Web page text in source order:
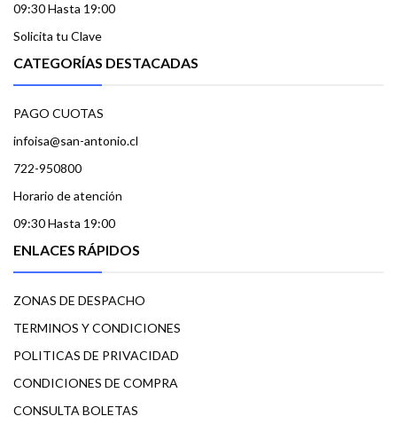
09:30 Hasta 19:00
Solicita tu Clave
CATEGORÍAS DESTACADAS
PAGO CUOTAS
infoisa@san-antonio.cl
722-950800
Horario de atención
09:30 Hasta 19:00
ENLACES RÁPIDOS
ZONAS DE DESPACHO
TERMINOS Y CONDICIONES
POLITICAS DE PRIVACIDAD
CONDICIONES DE COMPRA
CONSULTA BOLETAS